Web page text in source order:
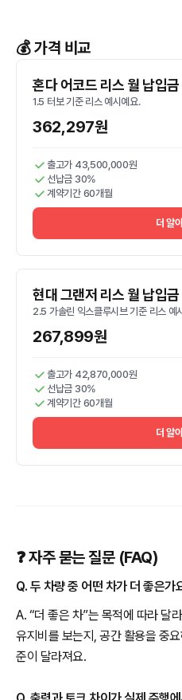
💰 가격 비교
혼다 어코드 리스 월 납입금
1.5 터보 기준 리스 예시예요.
362,297원
출고가 43,500,000원
선납금 30%
계약기간 60개월
더 알
현대 그랜저 리스 월 납입금
2.5 가솔린 익스클루시브 기준 리스 예
267,899원
출고가 42,870,000원
선납금 30%
계약기간 60개월
더 알
❓ 자주 묻는 질문 (FAQ)
Q. 두 차량 중 어떤 차가 더 좋은가
A. “더 좋은 차”는 목적에 따라 달
유지비를 보는지, 공간 활용을 중
준이 달라져요.